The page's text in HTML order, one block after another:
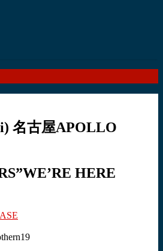
名古屋APOLLO
HERE